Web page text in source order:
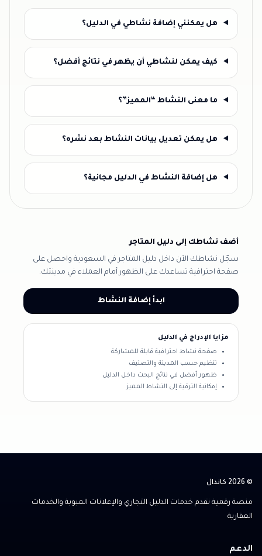
هل يمكنني إضافة نشاطي في الدليل؟
كيف يمكن لنشاطي أن يظهر في نتائج أفضل؟
ما معنى النشاط “المميز”؟
هل يمكن تعديل بيانات النشاط بعد نشره؟
هل إضافة النشاط في الدليل مجانية؟
أضف نشاطك إلى دليل المتاجر
سجّل نشاطك الآن داخل دليل المتاجر في السعودية واحصل على
صفحة احترافية تساعدك على الظهور أمام العملاء في مدينتك.
ابدأ إضافة النشاط
مزايا الإدراج في الدليل
صفحة نشاط احترافية قابلة للمشاركة
تنظيم حسب المدينة والتصنيف
ظهور أفضل في نتائج البحث داخل الدليل
إمكانية الترقية إلى النشاط المميز
© 2026 كاندال
منصة رقمية تقدم خدمات الدليل التجاري والإعلانات المبوبة والخدمات
العقارية
الدعم